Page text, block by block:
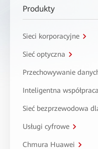
Produkty
Sieci korporacyjne
Sieć optyczna
Przechowywanie
Inteligentna współpraca
Sieć bezprzewodowa
Usługi cyfrowe
Chmura Huawei